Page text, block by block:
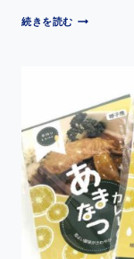
続きを読む